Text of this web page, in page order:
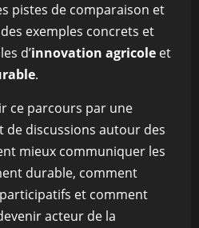
pistes de comparaison et
exemples concrets et
d’innovation agricole et
.
ce parcours par une
de discussions autour des
mieux communiquer les
durable, comment
et comment
acteur de la